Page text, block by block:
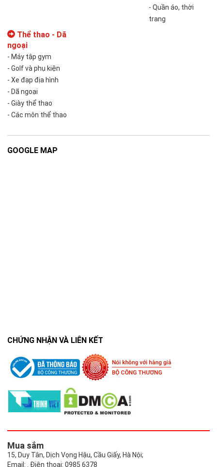
- Quần áo, thời
trang
Thể thao - Dã
ngoại
- Máy tập gym
- Golf và phụ kiện
- Xe đạp địa hình
- Dã ngoại
- Giày thể thao
- Các môn thể thao
GOOGLE MAP
CHỨNG NHẬN VÀ LIÊN KẾT
Mua sắm
15, Duy Tân, Dịch Vọng Hậu, Cầu Giấy, Hà Nội;
Email: . Điện thoại: 0985 6378